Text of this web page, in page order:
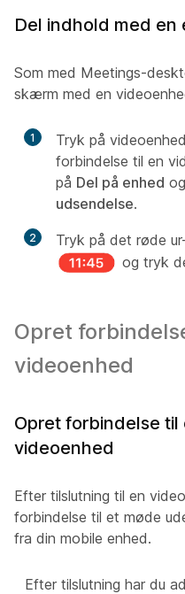
Del indhold med en
Som med Meetings-
skærm med en
1
Tryk på
forbindelse til en
på Del på enhed
udsendelse.
2
Tryk på det røde
og tryk
Opret
videoenhed
Opret forbindelse til
videoenhed
Efter tilslutning til en
forbindelse til et møde
fra din mobile enhed.
Efter tilslutning har du